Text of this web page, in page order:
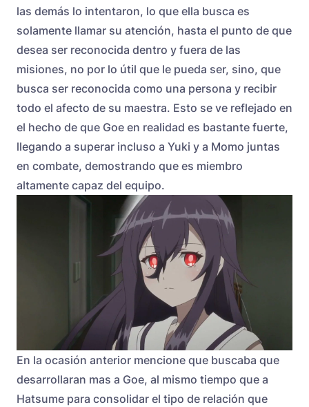
las demás lo intentaron, lo que ella busca es
solamente llamar su atención, hasta el punto de que
desea ser reconocida dentro y fuera de las
misiones, no por lo útil que le pueda ser, sino, que
busca ser reconocida como una persona y recibir
todo el afecto de su maestra. Esto se ve reflejado en
el hecho de que Goe en realidad es bastante fuerte,
llegando a superar incluso a Yuki y a Momo juntas
en combate, demostrando que es miembro
altamente capaz del equipo.
En la ocasión anterior mencione que buscaba que
desarrollaran mas a Goe, al mismo tiempo que a
Hatsume para consolidar el tipo de relación que